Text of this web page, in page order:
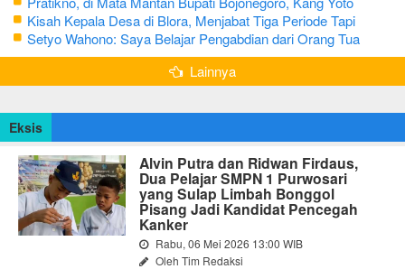
Kisah Kepala Desa di Blora, Menjabat Tiga Periode Tapi
Masih Hidup Sederhana
Setyo Wahono: Saya Belajar Pengabdian dari Orang Tua
Lainnya
Eksis
Alvin Putra dan Ridwan Firdaus,
Dua Pelajar SMPN 1 Purwosari
yang Sulap Limbah Bonggol
Pisang Jadi Kandidat Pencegah
Kanker
Rabu, 06 Mei 2026 13:00 WIB
Oleh Tim Redaksi